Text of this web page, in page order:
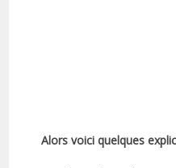
Alors voici quelques